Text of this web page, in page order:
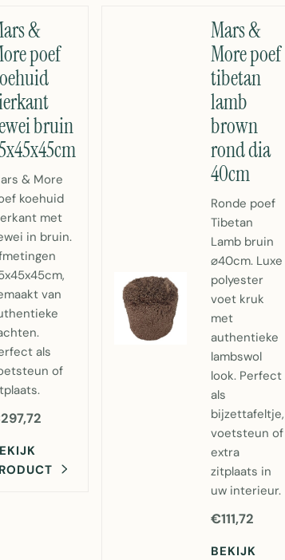
&
poef
bruin
& More
koehuid
met
in bruin.
van
als
of
Mars &
More poef
tibetan
lamb
brown
rond dia
40cm
Ronde poef
Tibetan
Lamb bruin
⌀40cm. Luxe
polyester
voet kruk
met
authentieke
lambswol
look. Perfect
als
bijzettafeltje,
voetsteun of
extra
zitplaats in
uw interieur.
€111,72
BEKIJK